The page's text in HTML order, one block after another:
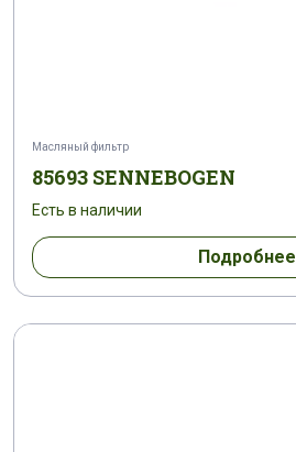
Масляный фильтр
85693 SENNEBOGEN
Есть в наличии
Подробнее